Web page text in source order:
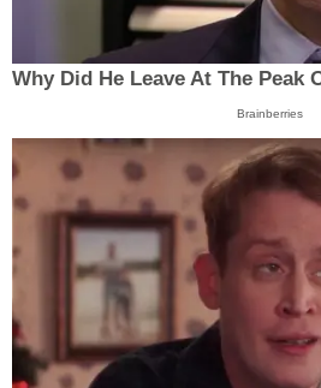
Why Did He Leave At The Peak
Brainberries